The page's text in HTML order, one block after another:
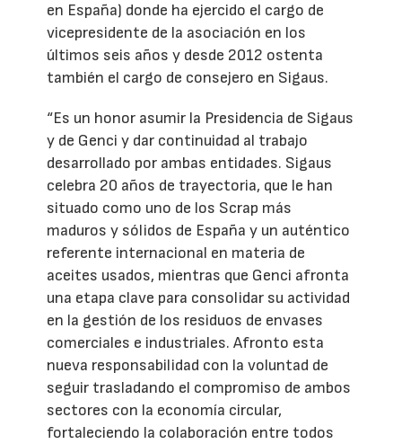
en España) donde ha ejercido el cargo de
vicepresidente de la asociación en los
últimos seis años y desde 2012 ostenta
también el cargo de consejero en Sigaus.
“Es un honor asumir la Presidencia de Sigaus
y de Genci y dar continuidad al trabajo
desarrollado por ambas entidades. Sigaus
celebra 20 años de trayectoria, que le han
situado como uno de los Scrap más
maduros y sólidos de España y un auténtico
referente internacional en materia de
aceites usados, mientras que Genci afronta
una etapa clave para consolidar su actividad
en la gestión de los residuos de envases
comerciales e industriales. Afronto esta
nueva responsabilidad con la voluntad de
seguir trasladando el compromiso de ambos
sectores con la economía circular,
fortaleciendo la colaboración entre todos